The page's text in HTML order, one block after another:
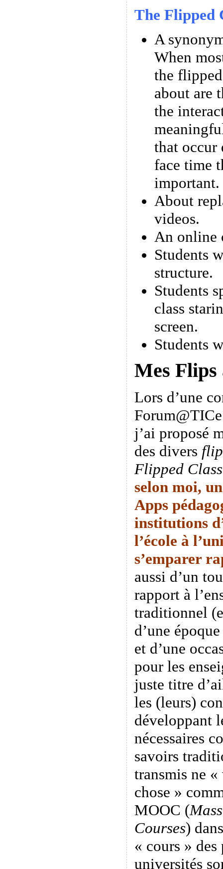
The Flipped
A
When
the
about are
the
that occur
face time
important.
About
videos.
An online
Students
structure.
Students
class
screen.
Students
Mes Flips
Lors d’une
j’ai proposé
des divers
Flipped
selon moi,
Apps
institutions
l’école à
s’emparer
aussi d’un
rapport à
traditionnel
d’une
et d’une
pour les
juste titre
les (leurs)
développant
nécessaires
savoirs
transmis ne
chose »
MOOC (
Courses)
« cours » des
universités